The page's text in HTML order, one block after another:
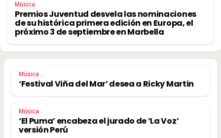
Música
Premios Juventud desvela las nominaciones
de su histórica primera edición en Europa, el
próximo 3 de septiembre en Marbella
Música
‘Festival Viña del Mar’ desea a Ricky Martin
Música
‘El Puma’ encabeza el jurado de ‘La Voz’
versión Perú